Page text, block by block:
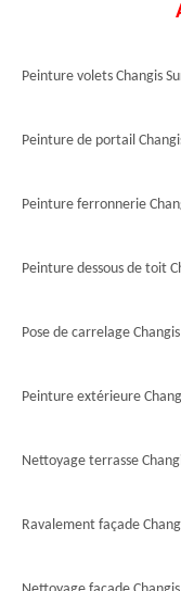
Peinture volets Changis
Peinture de portail
Peinture ferronnerie
Peinture dessous de toit
Pose de carrelage
Peinture extérieure
Nettoyage terrasse
Ravalement façade